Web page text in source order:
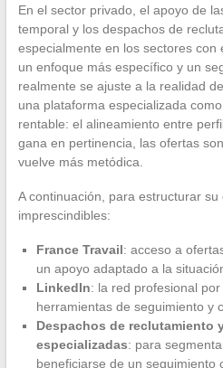
En el sector privado, el apoyo de
temporal y los despachos de
especialmente en los sectores con
un enfoque más específico y un
realmente se ajuste a la realidad
una plataforma especializada
rentable: el alineamiento entre
gana en pertinencia, las ofertas
vuelve más metódica.
A continuación, para estructurar
imprescindibles:
France Travail: acceso a
un apoyo adaptado a la
LinkedIn: la red profesional
herramientas de seguimiento y
Despachos de reclutamiento
especializadas: para
beneficiarse de un seguimiento